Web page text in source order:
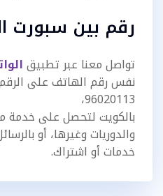
رقم بين سبورت
تواصل معنا عبر تطبيق
نفس رقم الهاتف على
96020113،
بالكويت لتحصل على خدمة
والدوريات وغيرها، أو
خدمات أو اشتراك.